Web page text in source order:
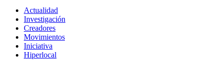
Actualidad
Investigación
Creadores
Movimientos
Iniciativa
Hiperlocal